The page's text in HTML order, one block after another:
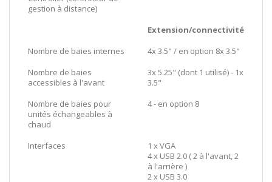
gestion à distance)
Extension/connectivité
Nombre de baies internes
4x 3.5" / en option 8x 3.5"
Nombre de baies
accessibles à l'avant
3x 5.25" (dont 1 utilisé) - 1x
3.5"
Nombre de baies pour
unités échangeables à
chaud
4 - en option 8
Interfaces
1 x VGA
4 x USB 2.0 ( 2 à l'avant, 2
à l'arrière )
2 x USB 3.0